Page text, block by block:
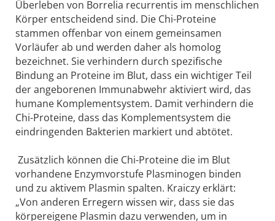
Überleben von Borrelia recurrentis im menschlichen
Körper entscheidend sind. Die Chi-Proteine
stammen offenbar von einem gemeinsamen
Vorläufer ab und werden daher als homolog
bezeichnet. Sie verhindern durch spezifische
Bindung an Proteine im Blut, dass ein wichtiger Teil
der angeborenen Immunabwehr aktiviert wird, das
humane Komplementsystem. Damit verhindern die
Chi-Proteine, dass das Komplementsystem die
eindringenden Bakterien markiert und abtötet.
Zusätzlich können die Chi-Proteine die im Blut
vorhandene Enzymvorstufe Plasminogen binden
und zu aktivem Plasmin spalten. Kraiczy erklärt:
„Von anderen Erregern wissen wir, dass sie das
körpereigene Plasmin dazu verwenden, um in